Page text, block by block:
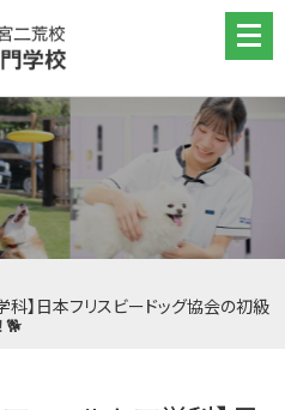
学科
科】日本フリスビードッグ協会の初級
🐕